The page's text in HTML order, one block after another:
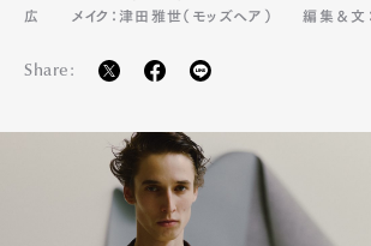
広
メイク：津田雅世（モッズヘア） 編集＆文
Share: